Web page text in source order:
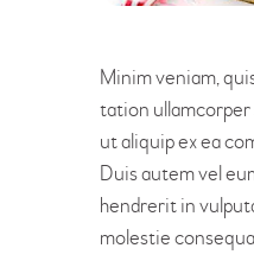
Minim veniam,
tation
ut aliquip ex ea
Duis autem vel
hendrerit in
molestie